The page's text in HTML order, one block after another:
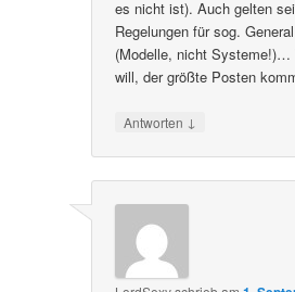
es nicht ist). Auch gelten
Regelungen für sog.
(Modelle, nicht Systeme!)…
will, der größte Posten
Antworten ↓